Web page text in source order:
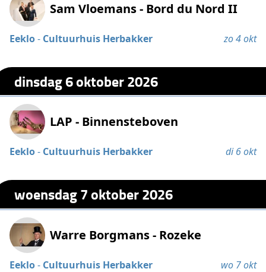
Sam Vloemans - Bord du Nord II
Eeklo- Cultuurhuis Herbakker zo 4 okt
dinsdag 6 oktober 2026
LAP - Binnensteboven
Eeklo- Cultuurhuis Herbakker di 6 okt
woensdag 7 oktober 2026
Warre Borgmans - Rozeke
Eeklo- Cultuurhuis Herbakker wo 7 okt